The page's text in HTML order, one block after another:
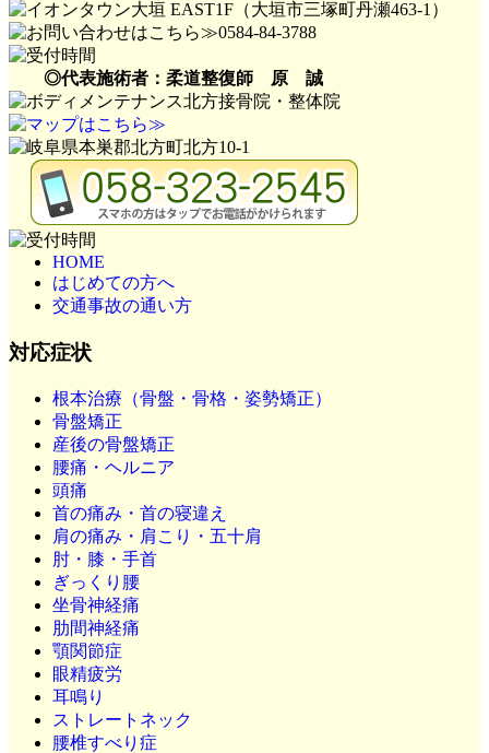
◎代表施術者：柔道整復師 原 誠
HOME
はじめての方へ
交通事故の通い方
対応症状
根本治療（骨盤・骨格・姿勢矯正）
骨盤矯正
産後の骨盤矯正
腰痛・ヘルニア
頭痛
首の痛み・首の寝違え
肩の痛み・肩こり・五十肩
肘・膝・手首
ぎっくり腰
坐骨神経痛
肋間神経痛
顎関節症
眼精疲労
耳鳴り
ストレートネック
腰椎すべり症